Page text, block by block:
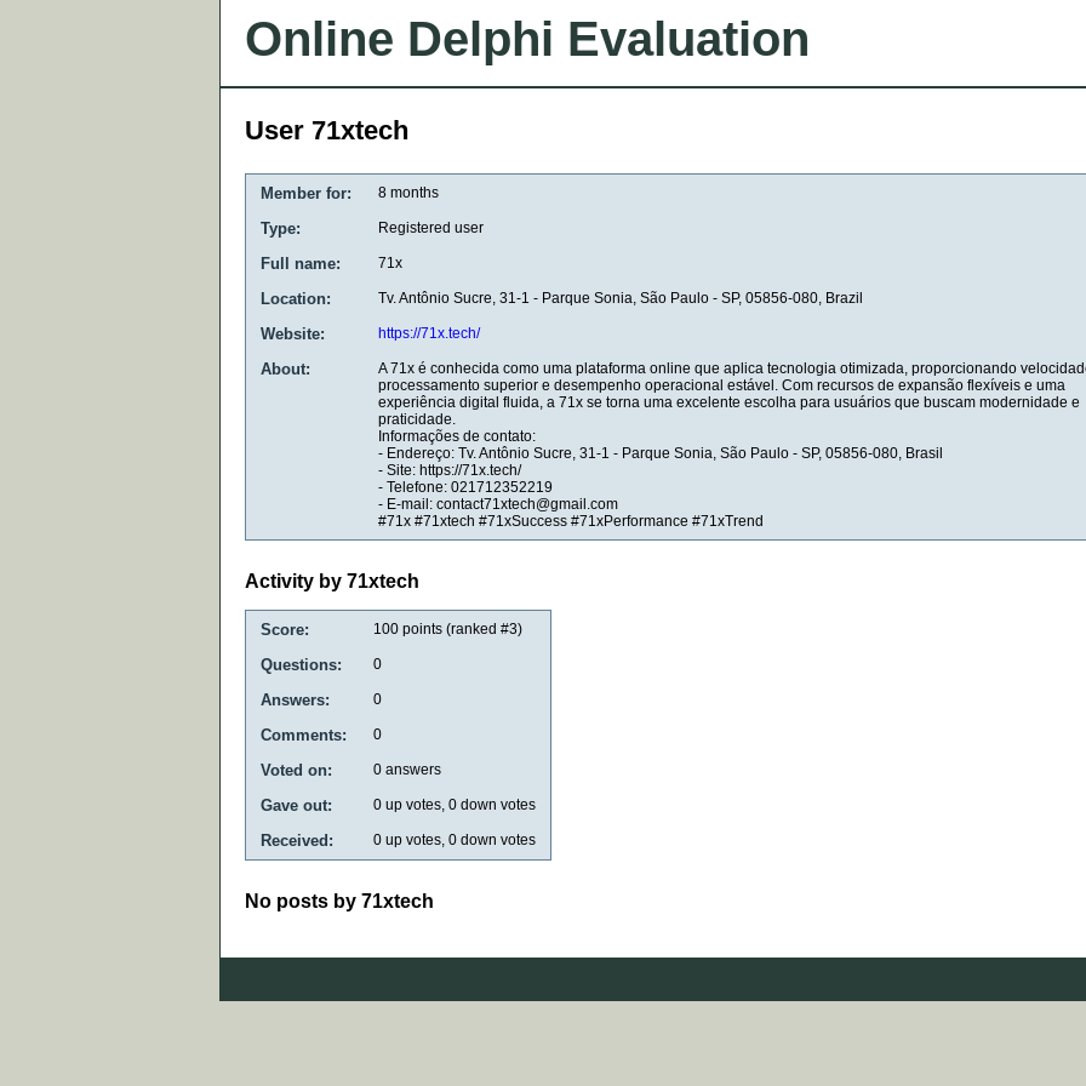
Online Delphi Evaluation
User 71xtech
Member for: 8 months
Type: Registered user
Full name: 71x
Location: Tv. Antônio Sucre, 31-1 - Parque Sonia, São Paulo - SP, 05856-080, Brazil
Website: https://71x.tech/
About:
A 71x é conhecida como uma plataforma online que aplica tecnologia otimizada, proporcionando
processamento superior e desempenho operacional estável. Com recursos de expansão flexíveis e uma
experiência digital fluida, a 71x se torna uma excelente escolha para usuários que buscam modernidade e
praticidade.
Informações de contato:
- Endereço: Tv. Antônio Sucre, 31-1 - Parque Sonia, São Paulo - SP, 05856-080, Brasil
- Site: https://71x.tech/
- Telefone: 021712352219
- E-mail: contact71xtech@gmail.com
#71x #71xtech #71xSuccess #71xPerformance #71xTrend
Activity by 71xtech
Score: 100 points (ranked #3)
Questions: 0
Answers: 0
Comments: 0
Voted on: 0 answers
Gave out: 0 up votes, 0 down votes
Received: 0 up votes, 0 down votes
No posts by 71xtech